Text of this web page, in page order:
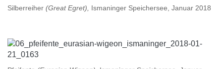
Silberreiher (Great Egret), Ismaninger Speichersee, Januar 2018